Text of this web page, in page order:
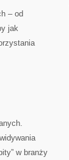
– od
jak
w branży